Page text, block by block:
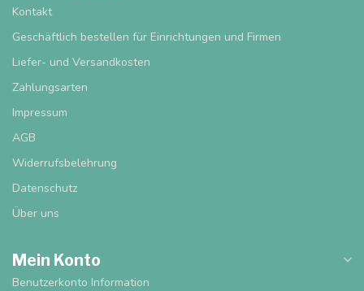
Kontakt
Geschäftlich bestellen für Einrichtungen und Firmen
Liefer- und Versandkosten
Zahlungsarten
Impressum
AGB
Widerrufsbelehrung
Datenschutz
Über uns
Mein Konto
Benutzerkonto Information